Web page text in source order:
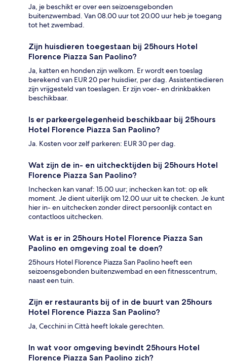
Ja, je beschikt er over een seizoensgebonden
buitenzwembad. Van 08.00 uur tot 20.00 uur heb je toegang
tot het zwembad.
Zijn huisdieren toegestaan bij 25hours Hotel
Florence Piazza San Paolino?
Ja, katten en honden zijn welkom. Er wordt een toeslag
berekend van EUR 20 per huisdier, per dag. Assistentiedieren
zijn vrijgesteld van toeslagen. Er zijn voer- en drinkbakken
beschikbaar.
Is er parkeergelegenheid beschikbaar bij 25hours
Hotel Florence Piazza San Paolino?
Ja. Kosten voor zelf parkeren: EUR 30 per dag.
Wat zijn de in- en uitchecktijden bij 25hours Hotel
Florence Piazza San Paolino?
Inchecken kan vanaf: 15.00 uur; inchecken kan tot: op elk
moment. Je dient uiterlijk om 12.00 uur uit te checken. Je kunt
hier in- en uitchecken zonder direct persoonlijk contact en
contactloos uitchecken.
Wat is er in 25hours Hotel Florence Piazza San
Paolino en omgeving zoal te doen?
25hours Hotel Florence Piazza San Paolino heeft een
seizoensgebonden buitenzwembad en een fitnesscentrum,
naast een tuin.
Zijn er restaurants bij of in de buurt van 25hours
Hotel Florence Piazza San Paolino?
Ja, Cecchini in Città heeft lokale gerechten.
In wat voor omgeving bevindt 25hours Hotel
Florence Piazza San Paolino zich?